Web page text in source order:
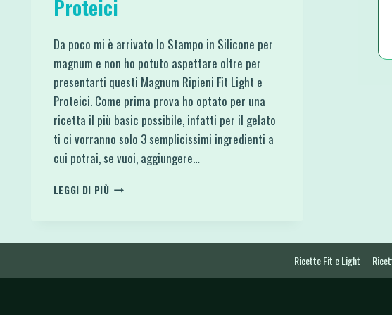
Proteici
Da poco mi è arrivato lo Stampo in Silicone per
magnum e non ho potuto aspettare oltre per
presentarti questi Magnum Ripieni Fit Light e
Proteici. Come prima prova ho optato per una
ricetta il più basic possibile, infatti per il gelato
ti ci vorranno solo 3 semplicissimi ingredienti a
cui potrai, se vuoi, aggiungere…
LEGGI DI PIÙMAGNUM
E
Ricette Fit e Light